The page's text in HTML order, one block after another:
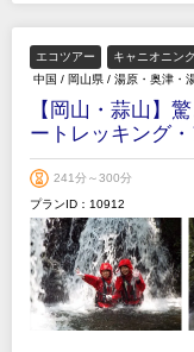
エコツアー キャニオニン
中国 / 岡山県 / 湯原・奥津・
【岡山・蒜山】
ートレッキング
241分～300分
プランID：10912